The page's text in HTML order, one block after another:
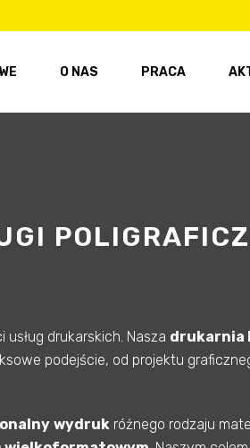
O NAS PRACA
drukarskich. Nasza drukarnia
podejście, od projektu
wydruk różnego rodzaju